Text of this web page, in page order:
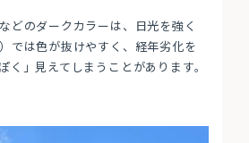
どのダークカラーは、日光を強く
では色が抜けやすく、経年劣化を
く」見えてしまうことがあります。